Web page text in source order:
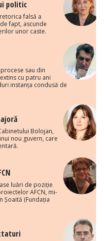
politic
falsă a
fapt, ascunde
unor caste.
sau din
cu patru ani
instanța condusă de
Bolojan,
nou guvern, care
luări de poziție
AFCN, mi-
Șoaită (Fundația